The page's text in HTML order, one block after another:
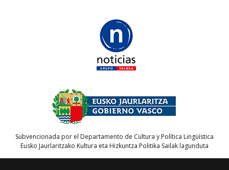
Subvencionada por el Departamento de Cultura y Política Lingüística
Eusko Jaurlaritzako Kultura eta Hizkuntza Politika Sailak lagunduta